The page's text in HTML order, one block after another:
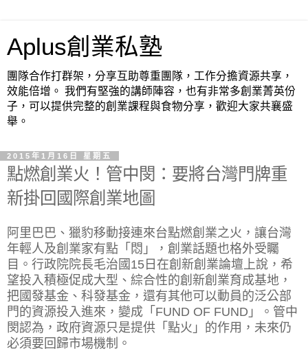
Aplus創業私塾
團隊合作打群架，分享互助尊重團隊，工作分擔資源共享，
效能倍增。 我們有堅強的講師陣容，也有非常多創業菁英份
子，可以提供完整的創業課程與食物分享，歡迎大家共襄盛
舉。
2015年1月16日 星期五
點燃創業火！管中閔：要將台灣門牌重
新掛回國際創業地圖
阿里巴巴、獵豹移動接連來台點燃創業之火，讓台灣
年輕人及創業家有點「悶」，創業話題也格外受矚
目。行政院院長毛治國15日在創新創業論壇上說，希
望投入積極促成大型、綜合性的創新創業育成基地，
把國發基金、科發基金，還有其他可以動員的泛公部
門的資源投入進來，變成「FUND OF FUND」。管中
閔認為，政府資源只是提供「點火」的作用，未來仍
必須要回歸市場機制。